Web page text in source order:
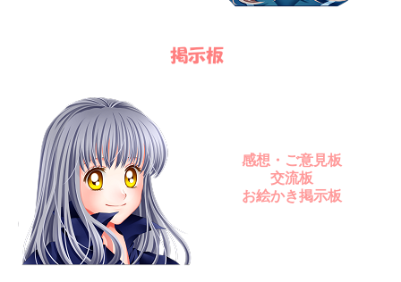
感想・ご意見板
交流板
お絵かき掲示板